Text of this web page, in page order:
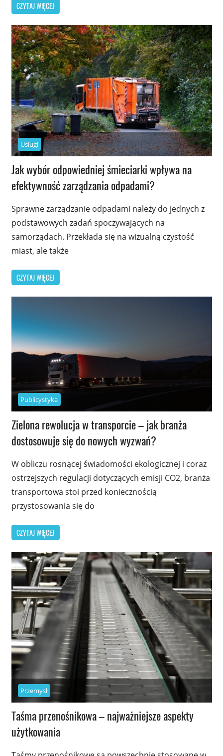
CZYTAJ WIĘCEJ
Usługi
Jak wybór odpowiedniej śmieciarki wpływa na
efektywność zarządzania odpadami?
Sprawne zarządzanie odpadami należy do jednych z
podstawowych zadań spoczywających na
samorządach. Przekłada się na wizualną czystość
miast, ale także
CZYTAJ WIĘCEJ
Publicystyka
Zielona rewolucja w transporcie – jak branża
dostosowuje się do nowych wyzwań?
W obliczu rosnącej świadomości ekologicznej i coraz
ostrzejszych regulacji dotyczących emisji CO2, branża
transportowa stoi przed koniecznością
przystosowania się do
CZYTAJ WIĘCEJ
Przemysł
Taśma przenośnikowa – najważniejsze aspekty
użytkowania